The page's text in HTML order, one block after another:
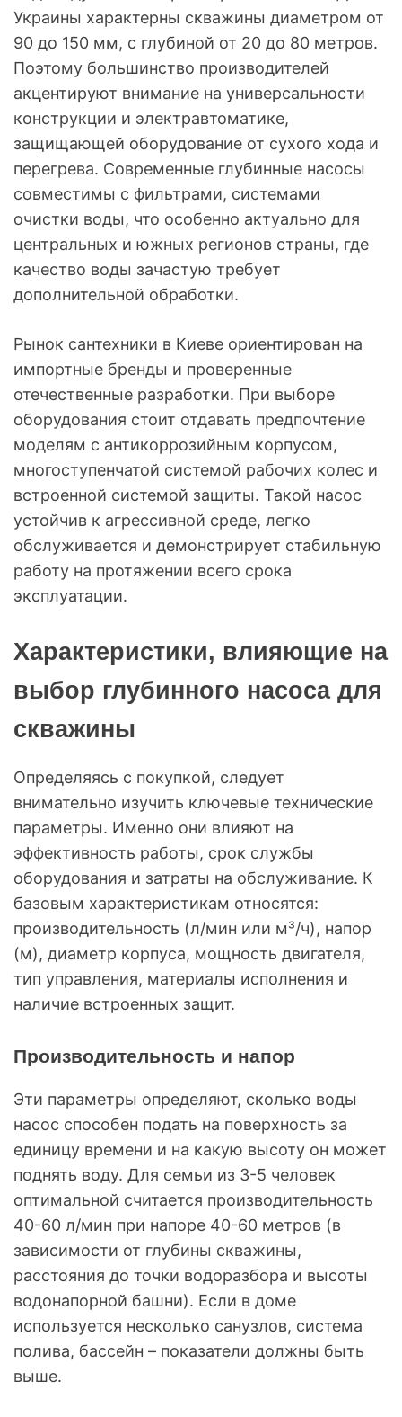
Украины характерны скважины диаметром от
90 до 150 мм, с глубиной от 20 до 80 метров.
Поэтому большинство производителей
акцентируют внимание на универсальности
конструкции и электравтоматике,
защищающей оборудование от сухого хода и
перегрева. Современные глубинные насосы
совместимы с фильтрами, системами
очистки воды, что особенно актуально для
центральных и южных регионов страны, где
качество воды зачастую требует
дополнительной обработки.
Рынок сантехники в Киеве ориентирован на
импортные бренды и проверенные
отечественные разработки. При выборе
оборудования стоит отдавать предпочтение
моделям с антикоррозийным корпусом,
многоступенчатой системой рабочих колес и
встроенной системой защиты. Такой насос
устойчив к агрессивной среде, легко
обслуживается и демонстрирует стабильную
работу на протяжении всего срока
эксплуатации.
Характеристики, влияющие на
выбор глубинного насоса для
скважины
Определяясь с покупкой, следует
внимательно изучить ключевые технические
параметры. Именно они влияют на
эффективность работы, срок службы
оборудования и затраты на обслуживание. К
базовым характеристикам относятся:
производительность (л/мин или м³/ч), напор
(м), диаметр корпуса, мощность двигателя,
тип управления, материалы исполнения и
наличие встроенных защит.
Производительность и напор
Эти параметры определяют, сколько воды
насос способен подать на поверхность за
единицу времени и на какую высоту он может
поднять воду. Для семьи из 3-5 человек
оптимальной считается производительность
40-60 л/мин при напоре 40-60 метров (в
зависимости от глубины скважины,
расстояния до точки водоразбора и высоты
водонапорной башни). Если в доме
используется несколько санузлов, система
полива, бассейн – показатели должны быть
выше.